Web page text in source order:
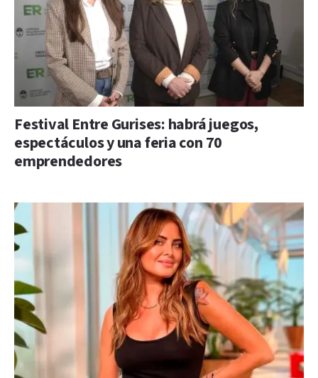
Festival Entre Gurises: habrá juegos,
espectáculos y una feria con 70
emprendedores